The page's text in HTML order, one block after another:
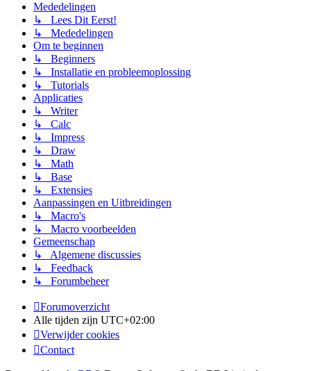
Mededelingen
↳ Lees Dit Eerst!
↳ Mededelingen
Om te beginnen
↳ Beginners
↳ Installatie en probleemoplossing
↳ Tutorials
Applicaties
↳ Writer
↳ Calc
↳ Impress
↳ Draw
↳ Math
↳ Base
↳ Extensies
Aanpassingen en Uitbreidingen
↳ Macro's
↳ Macro voorbeelden
Gemeenschap
↳ Algemene discussies
↳ Feedback
↳ Forumbeheer
Forumoverzicht
Alle tijden zijn UTC+02:00
Verwijder cookies
Contact